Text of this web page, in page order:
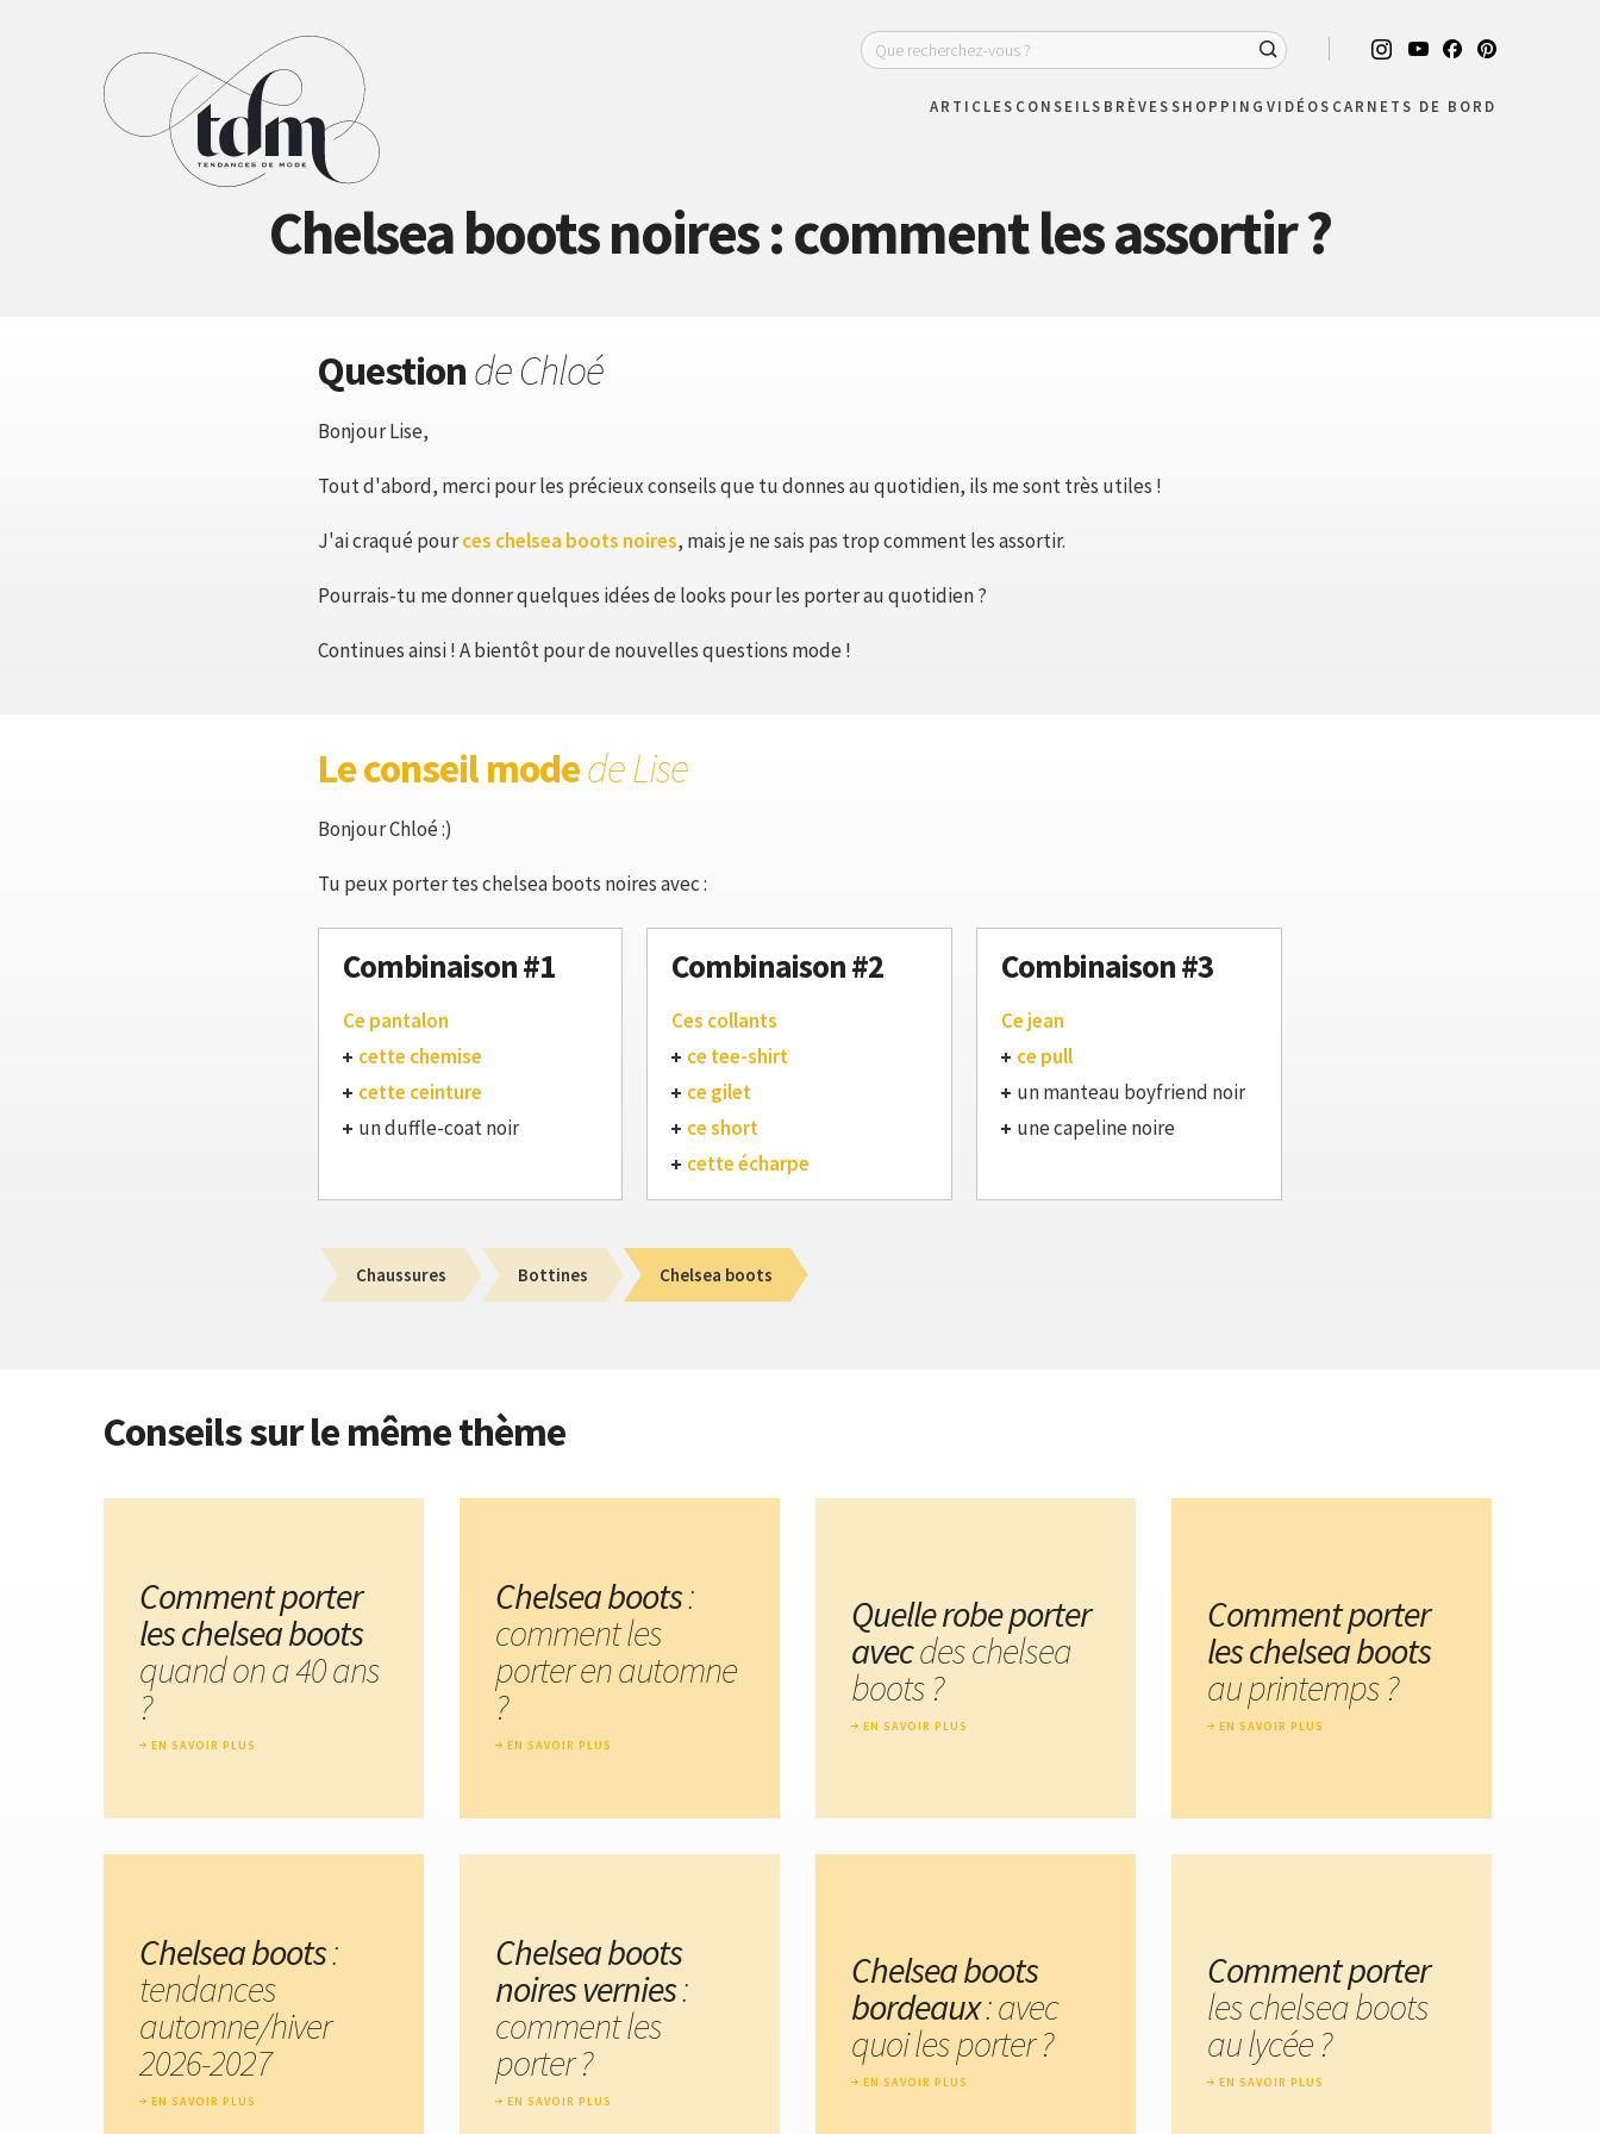
ARTICLES CONSEILS BRÈVESSHOPPING VIDÉOS CARNETS DE BORD
Chelsea boots noires : comment les assortir ?
Questionde Chloé
Bonjour Lise,
Tout d'abord, merci pour les précieux conseils que tu donnes au quotidien, ils me sont très utiles !
J'ai craqué pources chelsea boots noires, mais je ne sais pas trop comment les assortir.
Pourrais-tu me donner quelques idées de looks pour les porter au quotidien ?
Continues ainsi ! A bientôt pour de nouvelles questions mode !
Le conseil modede Lise
Bonjour Chloé :)
Tu peux porter tes chelsea boots noires avec :
Combinaison #1
Ce pantalon
cette chemise
cette ceinture
un duffle-coat noir
Combinaison #2
Ces collants
ce tee-shirt
ce gilet
ce short
cette écharpe
Combinaison #3
Ce jean
ce pull
un manteau boyfriend noir
une capeline noire
Chaussures Bottines Chelsea boots
Conseils sur le même thème
Comment porter
les chelsea boots
quand on a 40 ans
?
EN SAVOIR PLUS
Chelsea boots:
comment les
porter en automne
?
EN SAVOIR PLUS
Quelle robe porter
avecdes chelsea
boots ?
EN SAVOIR PLUS
Comment porter
les chelsea boots
au printemps ?
EN SAVOIR PLUS
Chelsea boots:
tendances
automne/hiver
2026-2027
EN SAVOIR PLUS
Chelsea boots
noires vernies:
comment les
porter ?
EN SAVOIR PLUS
Chelsea boots
bordeaux: avec
quoi les porter ?
EN SAVOIR PLUS
Comment porter
les chelsea boots
au lycée ?
EN SAVOIR PLUS